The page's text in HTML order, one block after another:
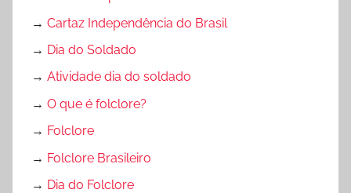
→ Cartaz Independência do Brasil
→ Dia do Soldado
→ Atividade dia do soldado
→ O que é folclore?
→ Folclore
→ Folclore Brasileiro
→ Dia do Folclore